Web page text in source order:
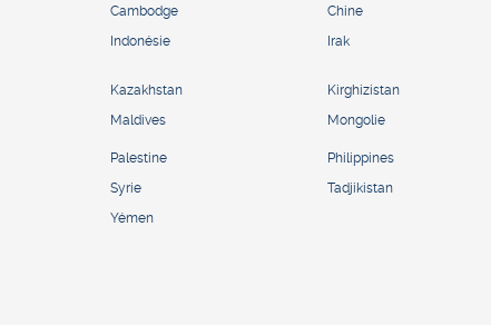
Cambodge Chine
Indonésie Irak
Kazakhstan Kirghizistan
Maldives Mongolie
Palestine Philippines
Syrie Tadjikistan
Yémen